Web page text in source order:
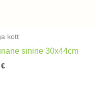
kott
sinine 30x44cm
€